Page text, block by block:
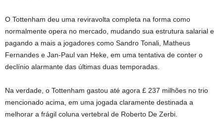
O Tottenham deu uma reviravolta completa na forma como
normalmente opera no mercado, mudando sua estrutura salarial e
pagando a mais a jogadores como Sandro Tonali, Matheus
Fernandes e Jan-Paul van Heke, em uma tentativa de conter o
declínio alarmante das últimas duas temporadas.
Na verdade, o Tottenham gastou até agora £ 237 milhões no trio
mencionado acima, em uma jogada claramente destinada a
melhorar a frágil coluna vertebral de Roberto De Zerbi.